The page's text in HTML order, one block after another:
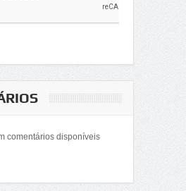
comentários disponíveis